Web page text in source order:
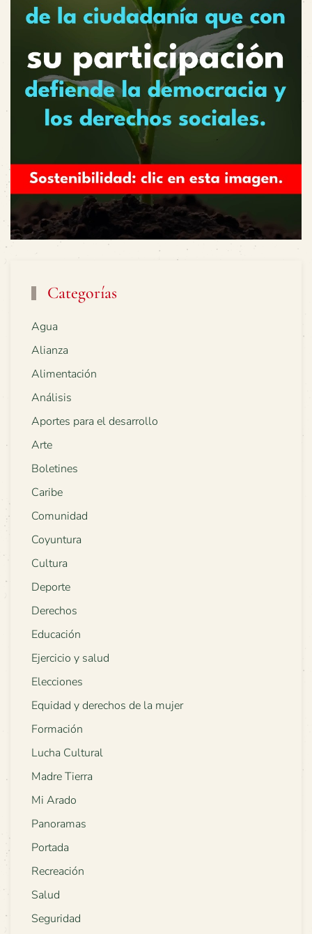
Categorías
Agua
Alianza
Alimentación
Análisis
Aportes para el desarrollo
Arte
Boletines
Caribe
Comunidad
Coyuntura
Cultura
Deporte
Derechos
Educación
Ejercicio y salud
Elecciones
Equidad y derechos de la mujer
Formación
Lucha Cultural
Madre Tierra
Mi Arado
Panoramas
Portada
Recreación
Salud
Seguridad